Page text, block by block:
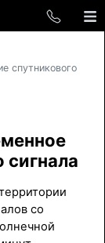
спутникового
сигнала
со